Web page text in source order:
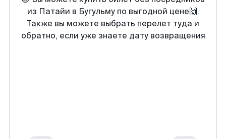
из Патайи в Бугульму по выгодной цене🙌.
Также вы можете выбрать перелет туда и
обратно, если уже знаете дату возвращения